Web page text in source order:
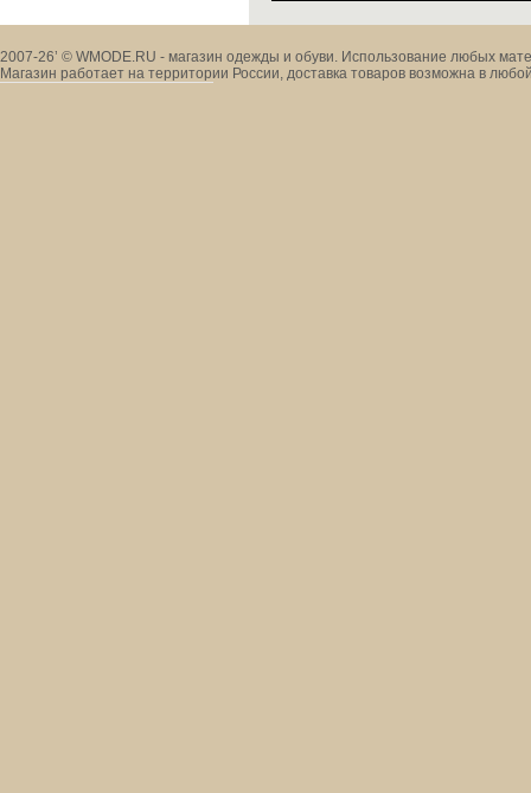
2007-26’ © WMODE.RU - магазин одежды и обуви. Использование любых
Магазин работает на территории России, доставка товаров возможна в